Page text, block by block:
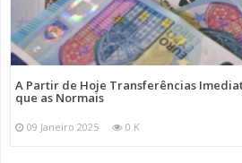
A Partir de Hoje Transferências
que as Normais
09 Janeiro 2025 0 K